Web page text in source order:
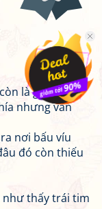
là giai điệu
nhưng vẫn
nơi bấu víu
đó còn thiếu
như thấy trái tim